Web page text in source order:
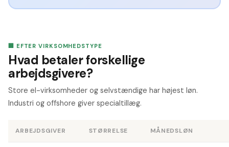
🏢 EFTER VIRKSOMHEDSTYPE
Hvad betaler forskellige
arbejdsgivere?
Store el-virksomheder og selvstændige har højest løn.
Industri og offshore giver specialtillæg.
ARBEJDSGIVER STØRRELSE MÅNEDSLØN